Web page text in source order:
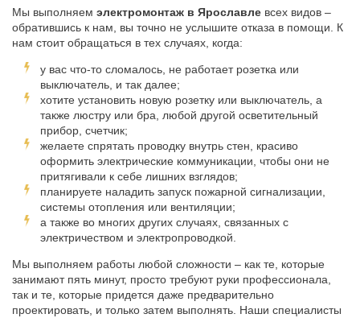
Мы выполняем электромонтаж в Ярославле всех видов –
обратившись к нам, вы точно не услышите отказа в помощи. К
нам стоит обращаться в тех случаях, когда:
у вас что-то сломалось, не работает розетка или
выключатель, и так далее;
хотите установить новую розетку или выключатель, а
также люстру или бра, любой другой осветительный
прибор, счетчик;
желаете спрятать проводку внутрь стен, красиво
оформить электрические коммуникации, чтобы они не
притягивали к себе лишних взглядов;
планируете наладить запуск пожарной сигнализации,
системы отопления или вентиляции;
а также во многих других случаях, связанных с
электричеством и электропроводкой.
Мы выполняем работы любой сложности – как те, которые
занимают пять минут, просто требуют руки профессионала,
так и те, которые придется даже предварительно
проектировать, и только затем выполнять. Наши специалисты